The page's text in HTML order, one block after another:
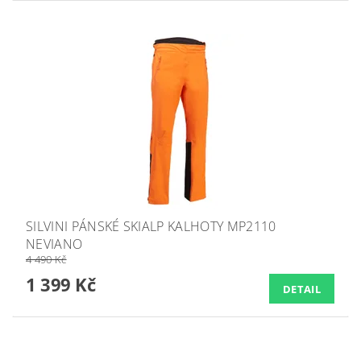
SILVINI PÁNSKÉ SKIALP KALHOTY MP2110
NEVIANO
4 490 Kč
1 399 Kč DETAIL